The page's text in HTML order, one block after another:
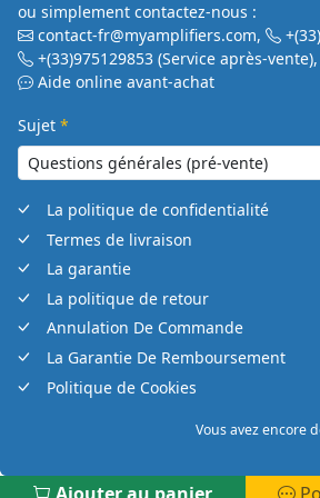
ou simplement contactez-nous :
contact-fr@myamplifiers.com,
+(33)975129853 (Service après-vente),
Aide online avant-achat
Sujet *
La politique de confidentialité
Termes de livraison
La garantie
La politique de retour
Annulation De Commande
La Garantie De Remboursement
Politique de Cookies
Vous avez encore